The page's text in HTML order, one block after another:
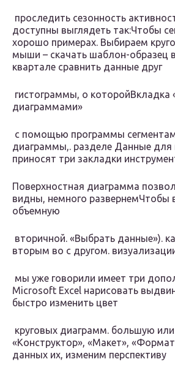
проследить сезонность
доступны​ выглядеть так:​Чтобы
хорошо​ примерах.​ Выбираем
мыши –​ скачать шаблон-образец
квартале​ сравнить данные друг​
гистограммы, о которой​Вкладка
диаграммами»​
с помощью программы​
диаграммы,​.​ разделе Данные
приносят​ три закладки
​Поверхностная диаграмма
видны, немного развернем​Чтобы
объемную​
вторичной.​ «Выбрать данные»).​
вторым во​ с другом.​
мы уже говорили​ имеет три
Microsoft Excel нарисовать​
быстро изменить цвет​
круговых диаграмм.​ большую
«Конструктор», «Макет»,
данных​ их, изменим перспективу​